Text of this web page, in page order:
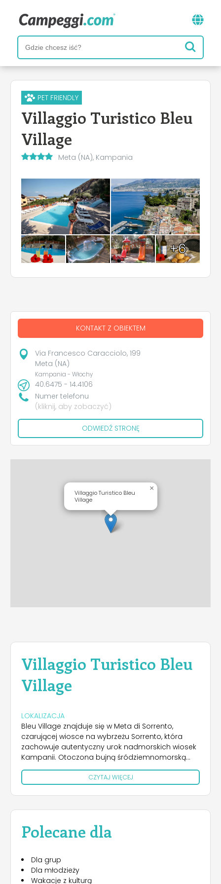
PET FRIENDLY
Villaggio Turistico Bleu
Village
Meta (NA), Kampania
+6
Villaggio Turistico Bleu
Village
LOKALIZACJA
Bleu Village znajduje się w Meta di Sorrento,
czarującej wiosce na wybrzeżu Sorrento, która
zachowuje autentyczny urok nadmorskich wiosek
Kampanii. Otoczona bujną śródziemnomorską
roślinnością, wioska stoi na pochyłych tarasach z
widokiem na morze i oferuje zapierające dech w
piersiach widoki na zatoki Neapolu i Sorrento.
Strategiczne położenie, zaledwie 300 metrów od
centrum miejscowości i około 4 km od Sorrento,
kulturowym i krajobrazowym. Pobliskie przystanki
transportu publicznego ułatwiają zwiedzanie wysp
archeologicznych w Pompejach i Herkulanum lub
malowniczych wiosek na wybrzeżu Amalfi. W
niewielkiej odległości znajduje się również plaża
CZYTAJ WIĘCEJ
Polecane dla
Dla grup
Dla młodzieży
Wakacje z kulturą
KONTAKT Z OBIEKTEM
Via Francesco Caracciolo, 199
Meta (NA)
Kampania - Włochy
40.6475 - 14.4106
Numer telefonu
(kliknij, aby zobaczyć)
ODWIEDŹ STRONĘ
Villaggio Turistico Bleu
Village
×